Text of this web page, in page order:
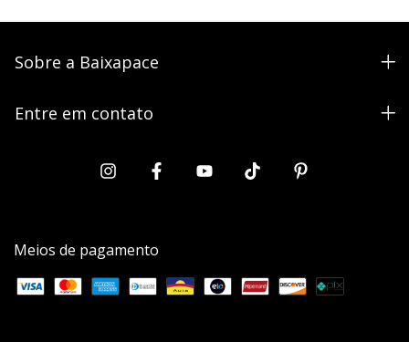
Sobre a Baixapace
Entre em contato
Meios de pagamento